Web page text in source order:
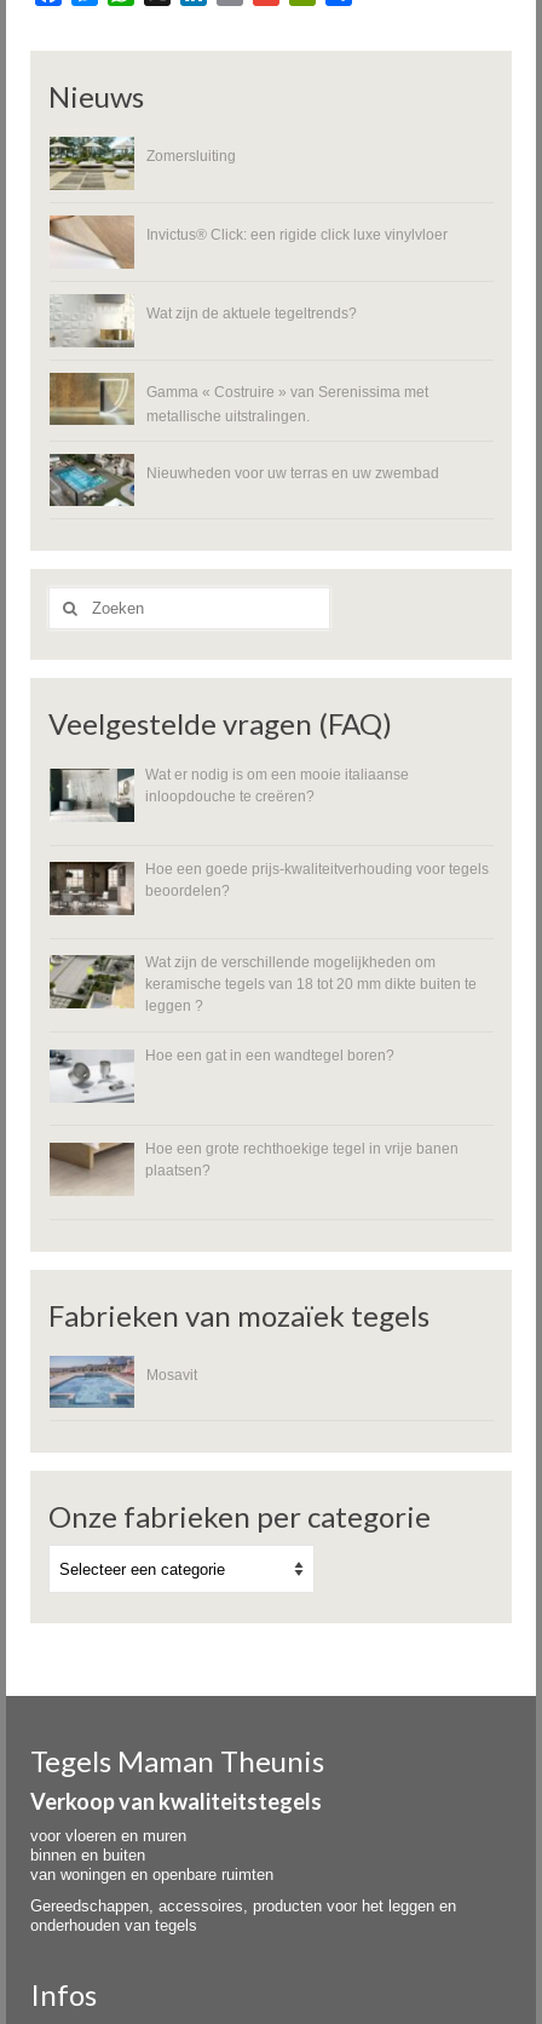
Nieuws
Zomersluiting
Invictus® Click: een rigide click luxe vinylvloer
Wat zijn de aktuele tegeltrends?
Gamma « Costruire » van Serenissima met
metallische uitstralingen.
Nieuwheden voor uw terras en uw zwembad
naar:
Veelgestelde vragen (FAQ)
Wat er nodig is om een mooie italiaanse
inloopdouche te creëren?
Hoe een goede prijs-kwaliteitverhouding voor tegels
beoordelen?
Wat zijn de verschillende mogelijkheden om
keramische tegels van 18 tot 20 mm dikte buiten te
leggen ?
Hoe een gat in een wandtegel boren?
Hoe een grote rechthoekige tegel in vrije banen
plaatsen?
Fabrieken van mozaïek tegels
Mosavit
Onze fabrieken per categorie
Tegels Maman Theunis
Verkoop van kwaliteitstegels
voor vloeren en muren
binnen en buiten
van woningen en openbare ruimten
Gereedschappen, accessoires, producten voor het leggen en
onderhouden van tegels
Infos